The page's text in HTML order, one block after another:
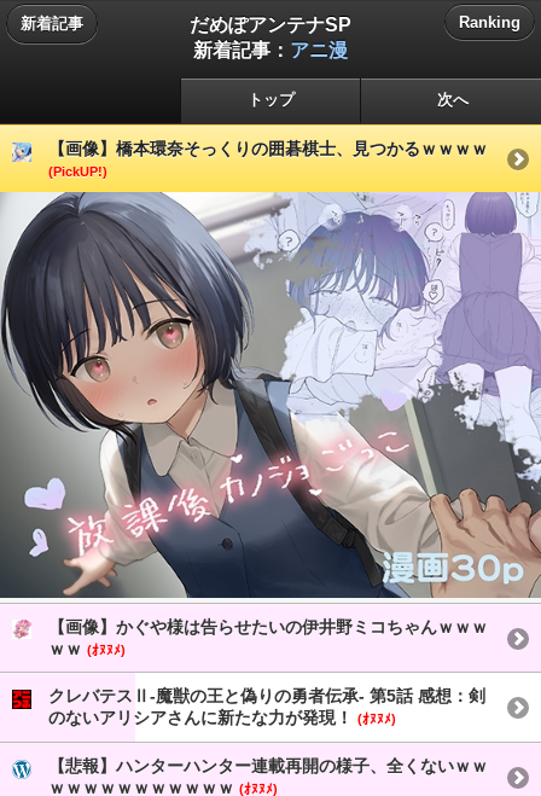
新着記事
だめぽアンテナSP
新着記事： アニ漫
Ranking
トップ 次へ
【画像】橋本環奈そっくりの囲碁棋士、見つかるｗｗｗｗ
(PickUP!)
【画像】かぐや様は告らせたいの伊井野ミコちゃんｗｗｗ
ｗｗ (ｵﾇﾇﾒ)
クレバテスⅡ-魔獣の王と偽りの勇者伝承- 第5話 感想：剣
のないアリシアさんに新たな力が発現！
(ｵﾇﾇﾒ)
【悲報】ハンターハンター連載再開の様子、全くないｗｗ
ｗｗｗｗｗｗｗｗｗｗｗ (ｵﾇﾇﾒ)